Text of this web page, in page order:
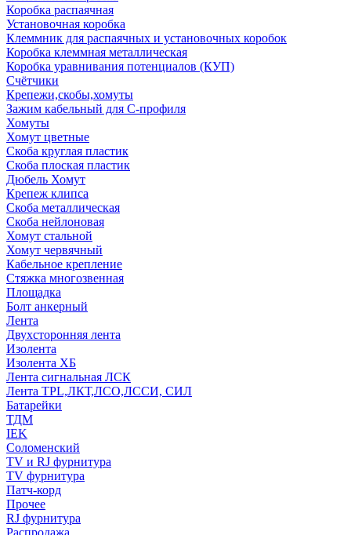
Коробка распаячная
Установочная коробка
Клеммник для распаячных и установочных коробок
Коробка клеммная металлическая
Коробка уравнивания потенциалов (КУП)
Счётчики
Крепежи,скобы,хомуты
Зажим кабельный для С-профиля
Хомуты
Хомут цветные
Скоба круглая пластик
Скоба плоская пластик
Дюбель Хомут
Крепеж клипса
Скоба металлическая
Скоба нейлоновая
Хомут стальной
Хомут червячный
Кабельное крепление
Стяжка многозвенная
Площадка
Болт анкерный
Лента
Двухсторонняя лента
Изолента
Изолента ХБ
Лента сигнальная ЛСК
Лента TPL,ЛКТ,ЛСО,ЛССИ, СИЛ
Батарейки
ТДМ
IEK
Соломенский
TV и RJ фурнитура
TV фурнитура
Патч-корд
Прочее
RJ фурнитура
Распродажа